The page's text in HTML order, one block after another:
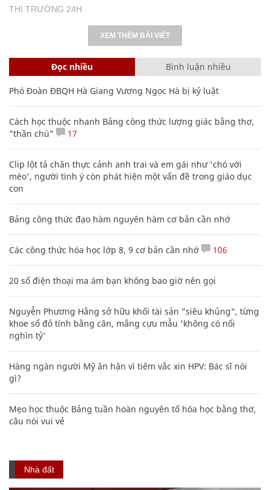
THỊ TRƯỜNG 24H
XEM THÊM BÀI VIẾT
Đọc nhiều Bình luận nhiều
Phó Đoàn ĐBQH Hà Giang Vương Ngọc Hà bị kỷ luật
Cách học thuộc nhanh Bảng công thức lượng giác bằng thơ,
"thần chú"
17
Clip lột tả chân thực cảnh anh trai và em gái như 'chó với
mèo', người tinh ý còn phát hiện một vấn đề trong giáo dục
con
Bảng công thức đạo hàm nguyên hàm cơ bản cần nhớ
Các công thức hóa học lớp 8, 9 cơ bản cần nhớ 106
20 số điện thoại ma ám bạn không bao giờ nên gọi
Nguyễn Phương Hằng sở hữu khối tài sản "siêu khủng", từng
khoe sổ đỏ tính bằng cân, mắng cựu mẫu 'không có nổi
nghìn tỷ'
Hàng ngàn người Mỹ ân hận vì tiêm vắc xin HPV: Bác sĩ nói
gì?
Mẹo học thuộc Bảng tuần hoàn nguyên tố hóa học bằng thơ,
câu nói vui vẻ
Nhà đất